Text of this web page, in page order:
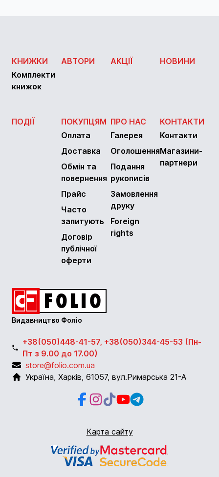
КНИЖКИ
Комплекти
книжок
АВТОРИ АКЦІЇ НОВИНИ
ПОДІЇ
ПОКУПЦЯМ
Оплата
Доставка
Обмін та
повернення
Прайс
Часто
запитують
Договір
публічної
оферти
ПРО НАС
Галерея
Оголошення
Подання
рукописів
Замовлення
друку
Foreign
rights
КОНТАКТИ
Контакти
Магазини-
партнери
Видавництво Фоліо
+38(050)448-41-57, +38(050)344-45-53 (Пн-
Пт з 9.00 до 17.00)
store@folio.com.ua
Україна, Харків, 61057, вул.Римарська 21-А
Facebook
Instagram
Instagram
YoutubeTelegram
Карта сайту